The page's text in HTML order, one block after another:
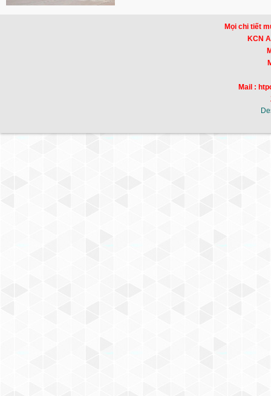
Mọi chi tiết
KCN
Mail :